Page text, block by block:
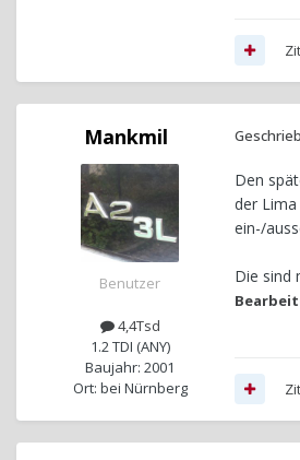
Mankmil
Benutzer
4,4Tsd
1.2 TDI (ANY)
Baujahr: 2001
Ort: bei Nürnberg
Den
der
ein-/
Die sind